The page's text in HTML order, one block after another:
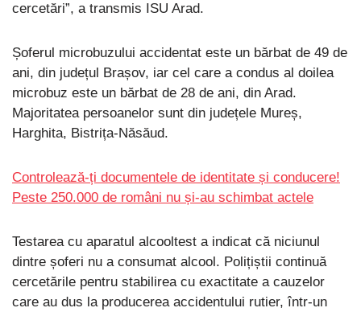
cercetări”, a transmis ISU Arad.
Șoferul microbuzului accidentat este un bărbat de 49 de
ani, din județul Brașov, iar cel care a condus al doilea
microbuz este un bărbat de 28 de ani, din Arad.
Majoritatea persoanelor sunt din județele Mureș,
Harghita, Bistrița-Năsăud.
Controlează-ți documentele de identitate și conducere!
Peste 250.000 de români nu și-au schimbat actele
Testarea cu aparatul alcooltest a indicat că niciunul
dintre șoferi nu a consumat alcool. Polițiștii continuă
cercetările pentru stabilirea cu exactitate a cauzelor
care au dus la producerea accidentului rutier, într-un